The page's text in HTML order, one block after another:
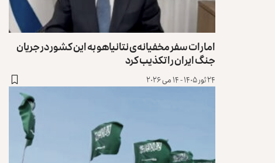
امارات سفر مخفیانه‌ی نتانیاهو به این کشور در جریان
جنگ ایران را تکذیب کرد
۲۴ ثور ۱۴۰۵ - ۱۴ می ۲۰۲۶